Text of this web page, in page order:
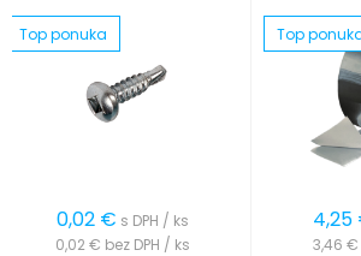
Top ponuka
0,02 € s DPH / ks
0,02 € bez DPH / ks
Top
4,25
3,46 €